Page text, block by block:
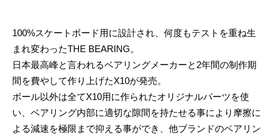
100%スケートボード用に設計され、何度もテストを重ね生
まれ変わったTHE BEARING。
日本最高峰と言われるベアリングメーカーと2年間の制作期
間を費やして作り上げたX10が発売。
ボール以外は全てX10用に作られたオリジナルパーツを使
い、ベアリング内部に適切な隙間を持たせる事により摩擦に
よる減速を極限まで抑える事ができ、他ブランドのベアリン